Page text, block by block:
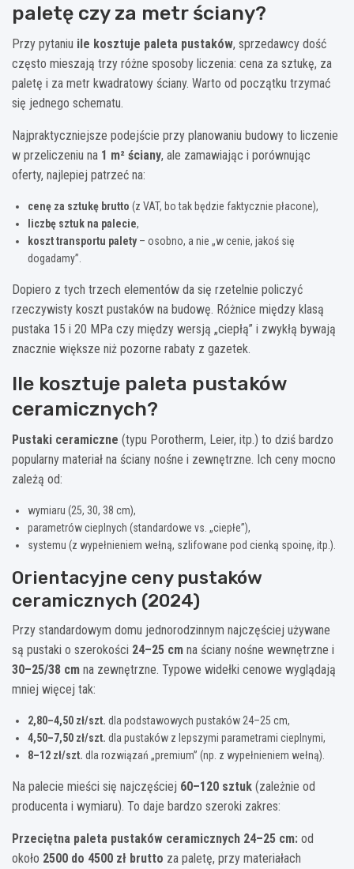
paletę czy za metr ściany?
Przy pytaniu ile kosztuje paleta pustaków, sprzedawcy dość
często mieszają trzy różne sposoby liczenia: cena za sztukę, za
paletę i za metr kwadratowy ściany. Warto od początku trzymać
się jednego schematu.
Najpraktyczniejsze podejście przy planowaniu budowy to liczenie
w przeliczeniu na 1 m² ściany, ale zamawiając i porównując
oferty, najlepiej patrzeć na:
cenę za sztukę brutto (z VAT, bo tak będzie faktycznie płacone),
liczbę sztuk na palecie,
koszt transportu palety– osobno, a nie „w cenie, jakoś się
dogadamy”.
Dopiero z tych trzech elementów da się rzetelnie policzyć
rzeczywisty koszt pustaków na budowę. Różnice między klasą
pustaka 15 i 20 MPa czy między wersją „ciepłą” i zwykłą bywają
znacznie większe niż pozorne rabaty z gazetek.
Ile kosztuje paleta pustaków
ceramicznych?
Pustaki ceramiczne (typu Porotherm, Leier, itp.) to dziś bardzo
popularny materiał na ściany nośne i zewnętrzne. Ich ceny mocno
zależą od:
wymiaru (25, 30, 38 cm),
parametrów cieplnych (standardowe vs. „ciepłe”),
systemu (z wypełnieniem wełną, szlifowane pod cienką spoinę, itp.).
Orientacyjne ceny pustaków
ceramicznych (2024)
Przy standardowym domu jednorodzinnym najczęściej używane
są pustaki o szerokości 24–25 cm na ściany nośne wewnętrzne i
30–25/38 cm na zewnętrzne. Typowe widełki cenowe wyglądają
mniej więcej tak:
2,80–4,50 zł/szt. dla podstawowych pustaków 24–25 cm,
4,50–7,50 zł/szt. dla pustaków z lepszymi parametrami cieplnymi,
8–12 zł/szt. dla rozwiązań „premium” (np. z wypełnieniem wełną).
Na palecie mieści się najczęściej 60–120 sztuk (zależnie od
producenta i wymiaru). To daje bardzo szeroki zakres:
Przeciętna paleta pustaków ceramicznych 24–25 cm: od
około 2500 do 4500 zł brutto za paletę, przy materiałach